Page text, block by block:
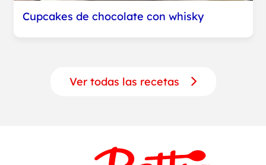
Cupcakes de chocolate con whisky
Ver todas las recetas